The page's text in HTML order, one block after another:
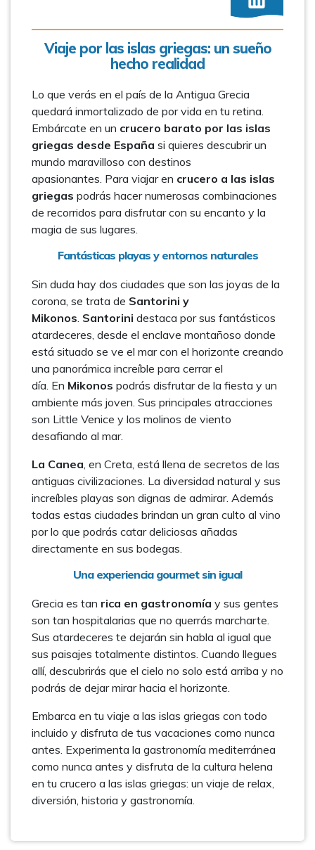
Viaje por las islas griegas: un sueño
hecho realidad
Lo que verás en el país de la Antigua Grecia
quedará inmortalizado de por vida en tu retina.
Embárcate en un crucero barato por las islas
griegas desde España si quieres descubrir un
mundo maravilloso con destinos
apasionantes. Para viajar en crucero a las islas
griegas podrás hacer numerosas combinaciones
de recorridos para disfrutar con su encanto y la
magia de sus lugares.
Fantásticas playas y entornos naturales
Sin duda hay dos ciudades que son las joyas de la
corona, se trata de Santorini y
Mikonos. Santorini destaca por sus fantásticos
atardeceres, desde el enclave montañoso donde
está situado se ve el mar con el horizonte creando
una panorámica increíble para cerrar el
día. En Mikonos podrás disfrutar de la fiesta y un
ambiente más joven. Sus principales atracciones
son Little Venice y los molinos de viento
desafiando al mar.
La Canea, en Creta, está llena de secretos de las
antiguas civilizaciones. La diversidad natural y sus
increíbles playas son dignas de admirar. Además
todas estas ciudades brindan un gran culto al vino
por lo que podrás catar deliciosas añadas
directamente en sus bodegas.
Una experiencia gourmet sin igual
Grecia es tan rica en gastronomía y sus gentes
son tan hospitalarias que no querrás marcharte.
Sus atardeceres te dejarán sin habla al igual que
sus paisajes totalmente distintos. Cuando llegues
allí, descubrirás que el cielo no solo está arriba y no
podrás de dejar mirar hacia el horizonte.
Embarca en tu viaje a las islas griegas con todo
incluido y disfruta de tus vacaciones como nunca
antes. Experimenta la gastronomía mediterránea
como nunca antes y disfruta de la cultura helena
en tu crucero a las islas griegas: un viaje de relax,
diversión, historia y gastronomía.